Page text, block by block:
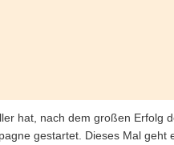
hat, nach dem großen Erfolg
gestartet. Dieses Mal